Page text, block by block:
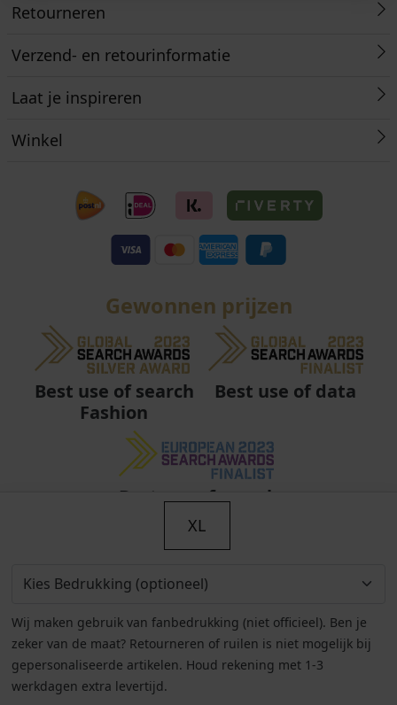
XL
Wij maken gebruik van fanbedrukking (niet officieel). Ben je
zeker van de maat? Retourneren of ruilen is niet mogelijk bij
gepersonaliseerde artikelen. Houd rekening met 1-3
werkdagen extra levertijd.
Retourneren
Verzend- en retourinformatie
Laat je inspireren
Winkel
Gewonnen prijzen
Best use of search
Fashion
Best use of data
Best use of search
Fashion